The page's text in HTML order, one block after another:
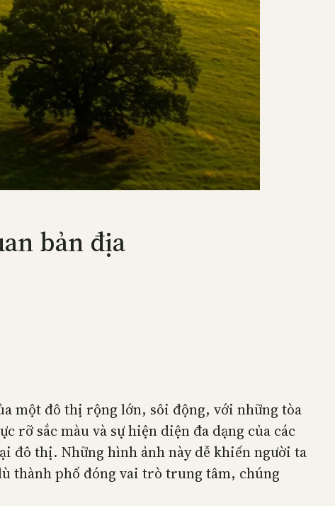
bản địa
một đô thị rộng lớn, sôi động, với những tòa
sắc màu và sự hiện diện đa dạng của các
đô thị. Những hình ảnh này dễ khiến người ta
thành phố đóng vai trò trung tâm, chúng